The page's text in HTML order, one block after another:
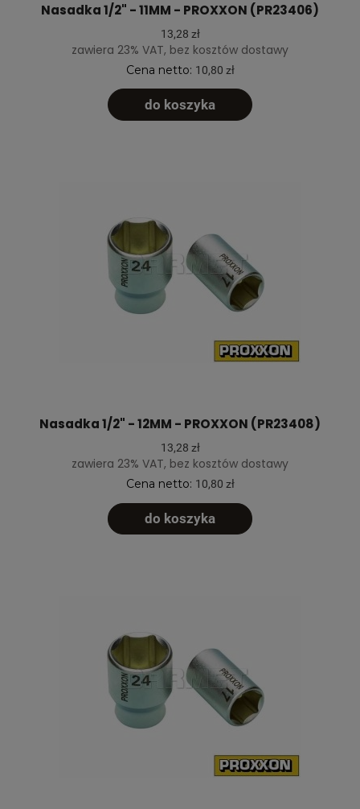
Nasadka 1/2" - 11MM - PROXXON (PR23406)
13,28 zł
zawiera 23% VAT, bez kosztów dostawy
Cena netto: 10,80 zł
do koszyka
Nasadka 1/2" - 12MM - PROXXON (PR23408)
13,28 zł
zawiera 23% VAT, bez kosztów dostawy
Cena netto: 10,80 zł
do koszyka